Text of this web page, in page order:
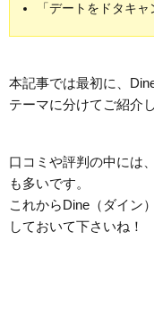
「デートをドタキ
本記事では最初に、
テーマに分けてご紹介
口コミや評判の中には
も多いです。
これからDine（ダイン
しておいて下さいね！